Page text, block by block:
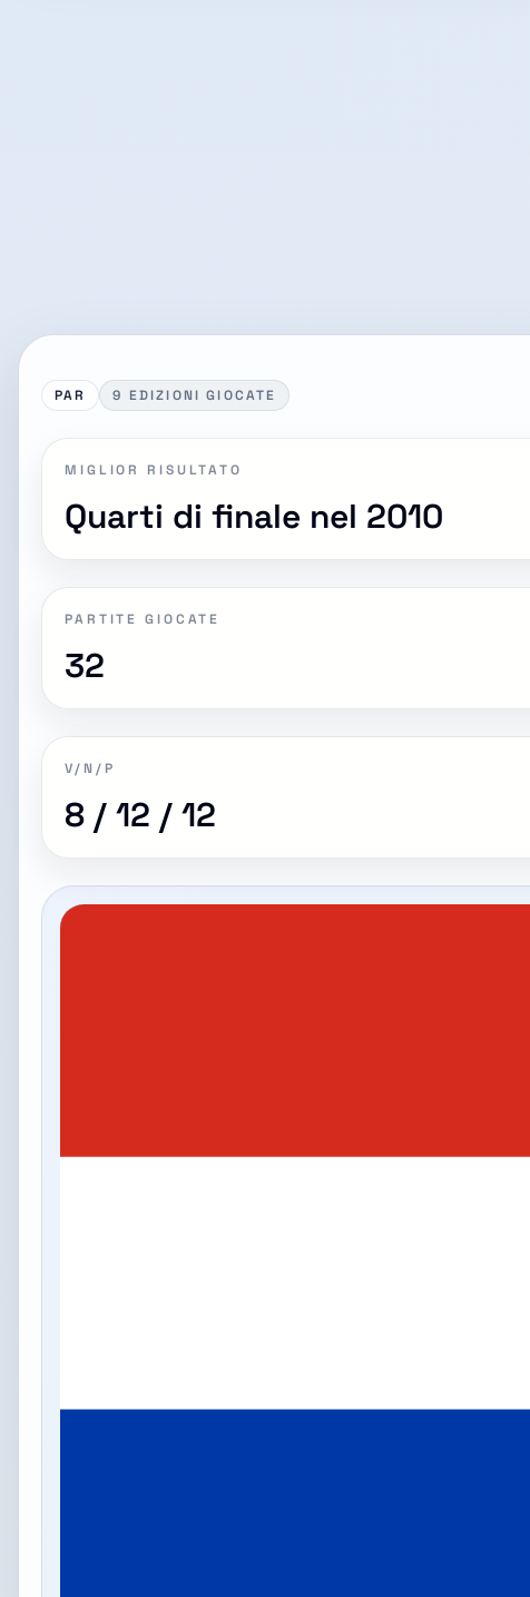
PAR 9 EDIZIONI GIOCATE
MIGLIOR RISULTATO
Quarti di finale nel 2010
PARTITE GIOCATE
32
V/N/P
8 / 12 / 12